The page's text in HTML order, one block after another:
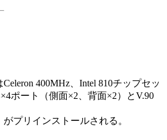
400MHz、Intel 810チップセッ
ポート（側面×2、背面×2）とV.90
プリインストールされる。